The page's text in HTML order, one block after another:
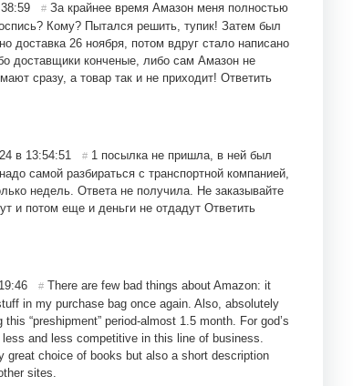
# За крайнее время Амазон меня полностью
Кому? Пытался решить, тупик! Затем был
доставка 26 ноября, потом вдруг стало написано
доставщики конченые, либо сам Амазон не
сразу, а товар так и не приходит! Ответить
в 13:54:51 # 1 посылка не пришла, в ней был
самой разбираться с транспортной компанией,
недель. Ответа не получила. Не заказывайте
и потом еще и деньги не отдадут Ответить
# There are few bad things about Amazon: it
in my purchase bag once again. Also, absolutely
“preshipment” period-almost 1.5 month. For god’s
and less competitive in this line of business.
great choice of books but also a short description
sites.